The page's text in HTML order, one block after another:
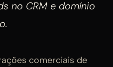
no CRM e domínio
comerciais de